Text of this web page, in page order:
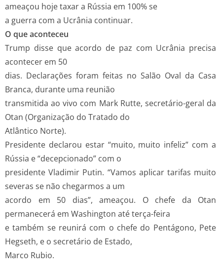
ameaçou hoje taxar a Rússia em 100% se
a guerra com a Ucrânia continuar.
O que aconteceu
Trump disse que acordo de paz com Ucrânia precisa
acontecer em 50
dias. Declarações foram feitas no Salão Oval da Casa
Branca, durante uma reunião
transmitida ao vivo com Mark Rutte, secretário-geral da
Otan (Organização do Tratado do
Atlântico Norte).
Presidente declarou estar “muito, muito infeliz” com a
Rússia e “decepcionado” com o
presidente Vladimir Putin. “Vamos aplicar tarifas muito
severas se não chegarmos a um
acordo em 50 dias”, ameaçou. O chefe da Otan
permanecerá em Washington até terça-feira
e também se reunirá com o chefe do Pentágono, Pete
Hegseth, e o secretário de Estado,
Marco Rubio.